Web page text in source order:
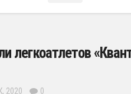
легкоатлетов
2020 0